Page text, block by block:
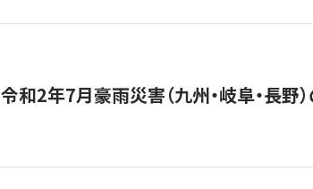
令和2年7月豪雨災害（九州・岐阜・長野